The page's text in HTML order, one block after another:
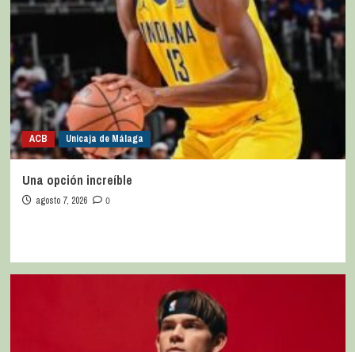
ACB Unicaja de Málaga
Una opción increíble
agosto 7, 2026 0